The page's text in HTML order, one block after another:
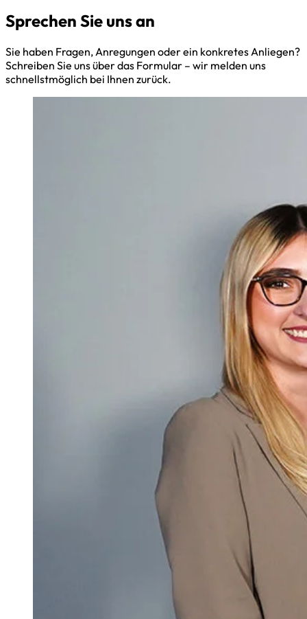
Sprechen Sie uns an
Sie haben Fragen, Anregungen oder ein konkretes Anliegen?
Schreiben Sie uns über das Formular – wir melden uns
schnellstmöglich bei Ihnen zurück.